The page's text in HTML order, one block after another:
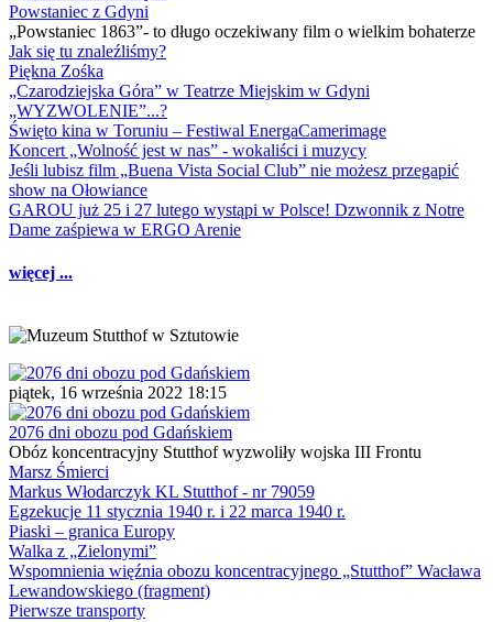
Powstaniec z Gdyni
„Powstaniec 1863”- to długo oczekiwany film o wielkim bohaterze
Jak się tu znaleźliśmy?
Piękna Zośka
„Czarodziejska Góra” w Teatrze Miejskim w Gdyni
„WYZWOLENIE”...?
Święto kina w Toruniu – Festiwal EnergaCamerimage
Koncert „Wolność jest w nas” - wokaliści i muzycy
Jeśli lubisz film „Buena Vista Social Club” nie możesz przegapić
show na Ołowiance
GAROU już 25 i 27 lutego wystąpi w Polsce! Dzwonnik z Notre
Dame zaśpiewa w ERGO Arenie
więcej ...
piątek, 16 września 2022 18:15
2076 dni obozu pod Gdańskiem
Obóz koncentracyjny Stutthof wyzwoliły wojska III Frontu
Marsz Śmierci
Markus Włodarczyk KL Stutthof - nr 79059
Egzekucje 11 stycznia 1940 r. i 22 marca 1940 r.
Piaski – granica Europy
Walka z „Zielonymi”
Wspomnienia więźnia obozu koncentracyjnego „Stutthof” Wacława
Lewandowskiego (fragment)
Pierwsze transporty